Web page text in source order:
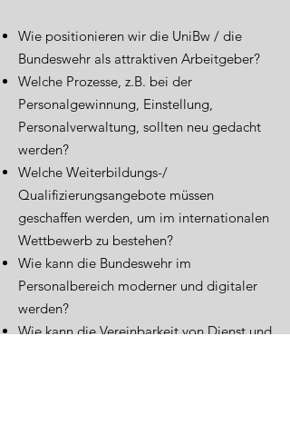
Wie positionieren wir die UniBw / die
Bundeswehr als attraktiven Arbeitgeber?
Welche Prozesse, z.B. bei der
Personalgewinnung, Einstellung,
Personalverwaltung, sollten neu gedacht
werden?
Welche Weiterbildungs-/
Qualifizierungsangebote müssen
geschaffen werden, um im internationalen
Wettbewerb zu bestehen?
Wie kann die Bundeswehr im
Personalbereich moderner und digitaler
werden?
Wie kann die Vereinbarkeit von Dienst und